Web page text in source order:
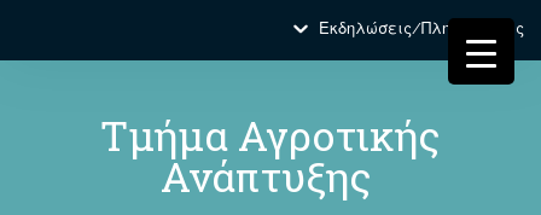
Εκδηλώσεις/Πληροφορίες
Τμήμα Αγροτικής
Ανάπτυξης